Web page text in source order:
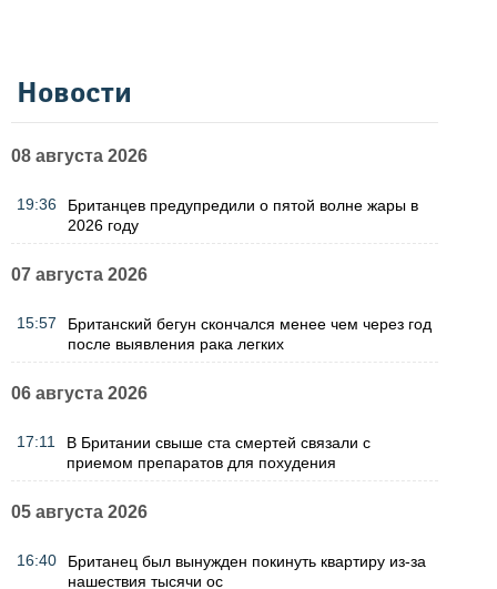
Новости
08 августа 2026
19:36
Британцев предупредили о пятой волне жары в
2026 году
07 августа 2026
15:57
Британский бегун скончался менее чем через год
после выявления рака легких
06 августа 2026
17:11
В Британии свыше ста смертей связали с
приемом препаратов для похудения
05 августа 2026
16:40
Британец был вынужден покинуть квартиру из-за
нашествия тысячи ос